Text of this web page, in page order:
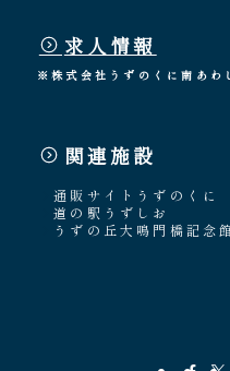
求人情報
※株式会社うずのくに南あわ
関連施設
通販サイトうずのくに
道の駅うずしお
うずの丘大鳴門橋記念